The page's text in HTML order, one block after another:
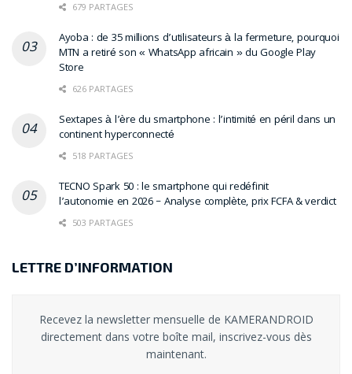
679 PARTAGES
Ayoba : de 35 millions d’utilisateurs à la fermeture, pourquoi
MTN a retiré son « WhatsApp africain » du Google Play
Store
626 PARTAGES
Sextapes à l’ère du smartphone : l’intimité en péril dans un
continent hyperconnecté
518 PARTAGES
TECNO Spark 50 : le smartphone qui redéfinit
l’autonomie en 2026 – Analyse complète, prix FCFA & verdict
503 PARTAGES
LETTRE D’INFORMATION
Recevez la newsletter mensuelle de KAMERANDROID
directement dans votre boîte mail, inscrivez-vous dès
maintenant.